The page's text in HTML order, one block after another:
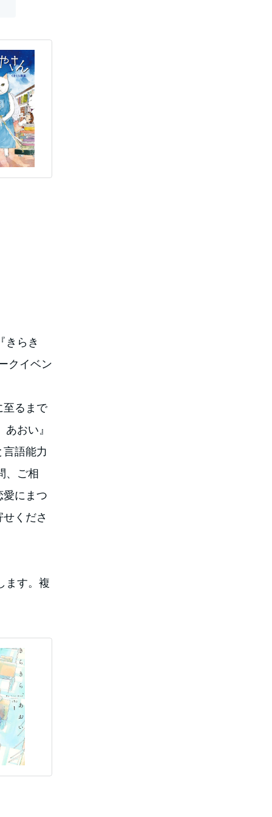
きらき
クイベン
至るまで
おい』
語能力
、ご相
愛にまつ
くださ
ます。複